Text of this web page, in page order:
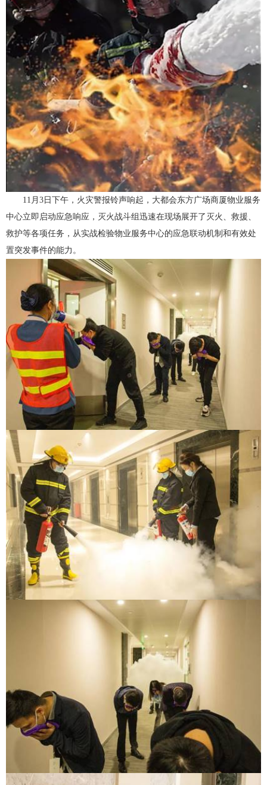
11月3日下午，火灾警报铃声响起，大都会东方广场商厦物业服务
中心立即启动应急响应，灭火战斗组迅速在现场展开了灭火、救援、
救护等各项任务，从实战检验物业服务中心的应急联动机制和有效处
置突发事件的能力。